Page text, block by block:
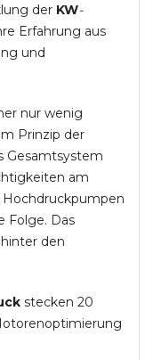
der KW-
Erfahrung aus
und
nur wenig
Prinzip der
Gesamtsystem
am
Folge. Das
den
stecken 20